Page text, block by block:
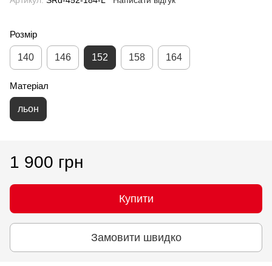
Розмір
140 146 152 158 164
Матеріал
льон
1 900 грн
Купити
Замовити швидко